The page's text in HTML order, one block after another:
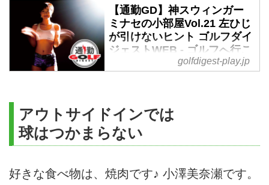
【通勤GD】神スウィンガー
ミナセの小部屋Vol.21 左ひじ
が引けないヒント ゴルフダイ
ジェストWEB - ゴルフへ行こ
うWEB by ゴルフダイジェス
『ゴルル』メンバーの小澤美奈
瀬。彼女が飛ぶようになった秘訣
をお伝えする本連載。今週の通勤
動きについて。
golfdigest-play.jp
アウトサイドインでは
球はつかまらない
好きな食べ物は、焼肉です♪ 小澤美奈瀬です。